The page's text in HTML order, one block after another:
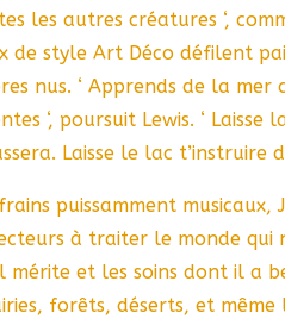
les autres créatures ‘,
de style Art Déco défilent
nus. ‘ Apprends de la
‘, poursuit Lewis. ‘
Laisse le lac t’instruire
puissamment musicaux,
à traiter le monde qui
mérite et les soins dont il a
forêts, déserts, et même